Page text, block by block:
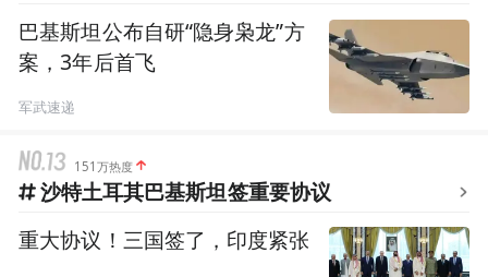
巴基斯坦公布自研“隐身枭龙”方
案，3年后首飞
军武速递
151万热度
沙特土耳其巴基斯坦签重要协议
重大协议！三国签了，印度紧张